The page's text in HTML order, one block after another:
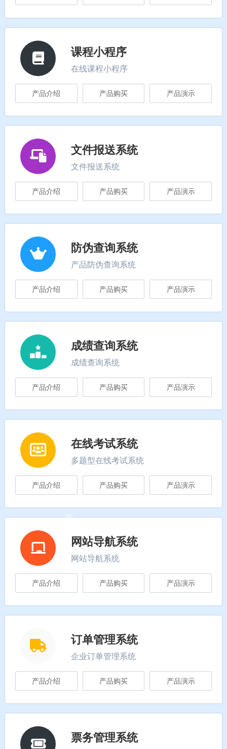
课程小程序
在线课程小程序
产品介绍 产品购买 产品演示
文件报送系统
文件报送系统
产品介绍 产品购买 产品演示
防伪查询系统
产品防伪查询系统
产品介绍 产品购买 产品演示
成绩查询系统
成绩查询系统
产品介绍 产品购买 产品演示
在线考试系统
多题型在线考试系统
产品介绍 产品购买 产品演示
网站导航系统
网站导航系统
产品介绍 产品购买 产品演示
订单管理系统
企业订单管理系统
产品介绍 产品购买 产品演示
票务管理系统